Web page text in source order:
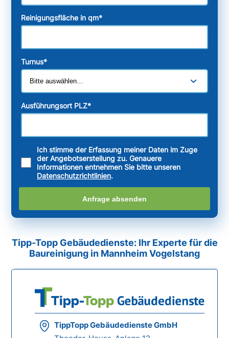
Reinigungsfläche in qm*
Turnus*
Ausführungsort PLZ*
Ich stimme der Erfassung meiner Daten im Zuge
der Angebotserstellung zu. Genauere
Informationen entnehmen Sie bitte unseren
Datenschutzrichtlinien.
Anfrage absenden
Tipp-Topp Gebäudedienste: Ihr Experte für die
Baureinigung in Mannheim Vogelstang
TippTopp Gebäudedienste GmbH